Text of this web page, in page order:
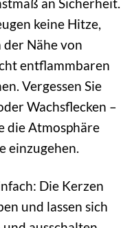
keine Hitze,
der Nähe von
entflammbaren
Vergessen Sie
Wachsflecken –
die Atmosphäre
einzugehen.
Die Kerzen
und lassen sich